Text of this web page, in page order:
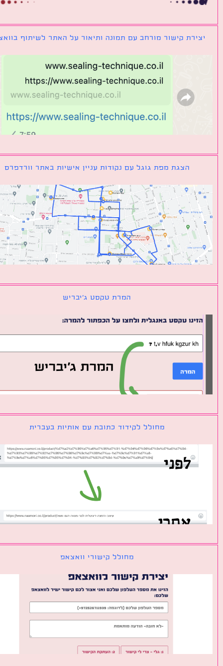
קישור מורחב עם תמונה ותיאור על האתר לשיתוף בוואצאפ
הצגת מפת גוגל עם נקודות עניין אישיות באתר וורדפרס
המרת טקסט ג׳יבריש
מחולל לקידוד כתובת עם אותיות בעברית
מחולל קישורי וואצאפ